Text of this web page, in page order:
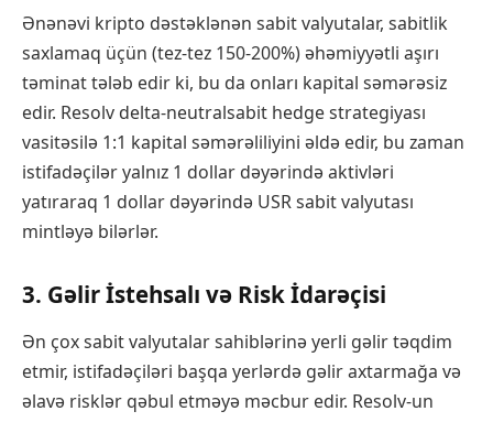
Ənənəvi kripto dəstəklənən sabit valyutalar, sabitlik
saxlamaq üçün (tez-tez 150-200%) əhəmiyyətli aşırı
təminat tələb edir ki, bu da onları kapital səmərəsiz
edir. Resolv delta-neutralsabit hedge strategiyası
vasitəsilə 1:1 kapital səmərəliliyini əldə edir, bu zaman
istifadəçilər yalnız 1 dollar dəyərində aktivləri
yatıraraq 1 dollar dəyərində USR sabit valyutası
mintləyə bilərlər.
3. Gəlir İstehsalı və Risk İdarəçisi
Ən çox sabit valyutalar sahiblərinə yerli gəlir təqdim
etmir, istifadəçiləri başqa yerlərdə gəlir axtarmağa və
əlavə risklər qəbul etməyə məcbur edir. Resolv-un